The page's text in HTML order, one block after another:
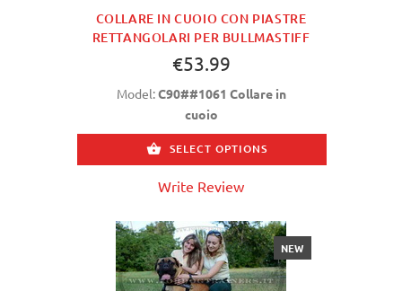
COLLARE IN CUOIO CON PIASTRE
RETTANGOLARI PER BULLMASTIFF
€53.99
Model:C90##1061 Collare in
cuoio
SELECT OPTIONS
Write Review
NEW